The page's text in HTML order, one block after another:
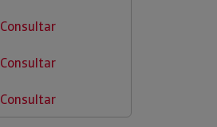
Consultar
Consultar
Consultar